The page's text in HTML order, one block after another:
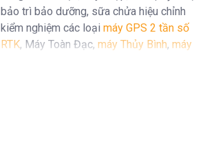
bảo trì bảo dưỡng, sữa chửa hiệu chỉnh
kiểm nghiệm các loại máy GPS 2 tần số
RTK, Máy Toàn Đạc, máy Thủy Bình, máy